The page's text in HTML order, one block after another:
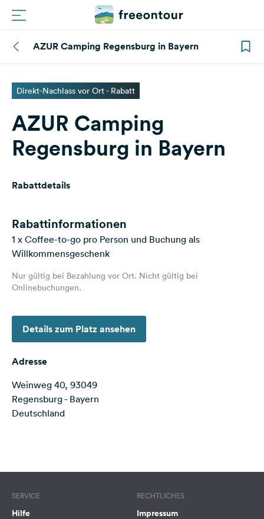
Plätze
Magazin
Partner
Registrieren
Newsletter
Feedback
Folge
uns
Social
Media
Facebook
AZUR Camping Regensburg in Bayern
Direkt-Nachlass vor Ort - Rabatt
AZUR Camping
Regensburg in Bayern
Rabattdetails
Rabattinformationen
1 x Coffee-to-go pro Person und Buchung als
Willkommensgeschenk
Nur gültig bei Bezahlung vor Ort. Nicht gültig bei
Onlinebuchungen.
Details zum Platz ansehen
Adresse
Weinweg 40, 93049
Regensburg - Bayern
Deutschland
SERVICE
Hilfe
RECHTLICHES
Impressum